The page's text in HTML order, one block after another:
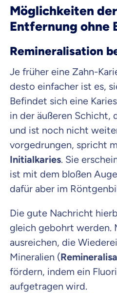
Möglichkeiten
Entfernung ohne
Remineralisation
Je früher eine Zahn-
desto einfacher ist es,
Befindet sich eine
in der äußeren Schicht,
und ist noch nicht
vorgedrungen, spricht
Initialkaries. Sie
ist mit dem bloßen
dafür aber im
Die gute Nachricht
gleich gebohrt werden.
ausreichen, die
Mineralien (
fördern, indem ein
aufgetragen wird.